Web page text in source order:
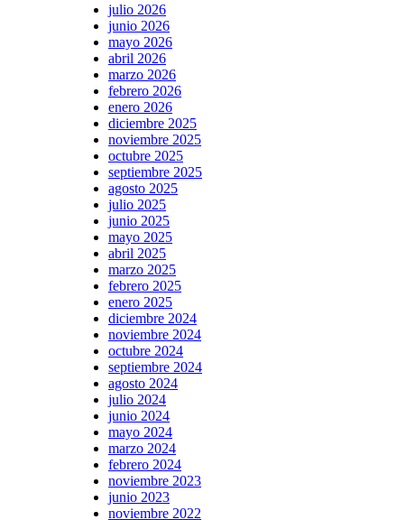
julio 2026
junio 2026
mayo 2026
abril 2026
marzo 2026
febrero 2026
enero 2026
diciembre 2025
noviembre 2025
octubre 2025
septiembre 2025
agosto 2025
julio 2025
junio 2025
mayo 2025
abril 2025
marzo 2025
febrero 2025
enero 2025
diciembre 2024
noviembre 2024
octubre 2024
septiembre 2024
agosto 2024
julio 2024
junio 2024
mayo 2024
marzo 2024
febrero 2024
noviembre 2023
junio 2023
noviembre 2022